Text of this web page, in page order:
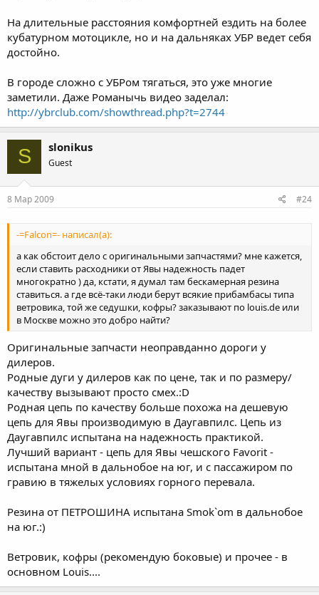
На длительные расстояния комфортней ездить на более
кубатурном мотоцикле, но и на дальняках УБР ведет себя
достойно.
В городе сложно с УБРом тягаться, это уже многие
заметили. Даже Романычь видео заделал:
http://ybrclub.com/showthread.php?t=2744
S slonikus
Guest
8 Мар 2009 #24
-=Falcon=- написал(а):
а как обстоит дело с оригинальными запчастями? мне кажется,
если ставить расходники от Явы надежность падет
многократно ) да, кстати, я думал там бескамерная резина
ставиться. а где всё-таки люди берут всякие прибамбасы типа
ветровика, той же седушки, кофры? заказывают по louis.de или
в Москве можно это добро найти?
Оригинальные запчасти неоправданно дороги у
дилеров.
Родные дуги у дилеров как по цене, так и по размеру/
качеству вызывают просто смех.:D
Родная цепь по качеству больше похожа на дешевую
цепь для Явы производимую в Даугавпилс. Цепь из
Даугавпилс испытана на надежность практикой.
Лучший вариант - цепь для Явы чешского Favorit -
испытана мной в дальнобое на юг, и с пассажиром по
гравию в тяжелых условиях горного перевала.
Резина от ПЕТРОШИНА испытана Smok`om в дальнобое
на юг.:)
Ветровик, кофры (рекомендую боковые) и прочее - в
основном Louis....